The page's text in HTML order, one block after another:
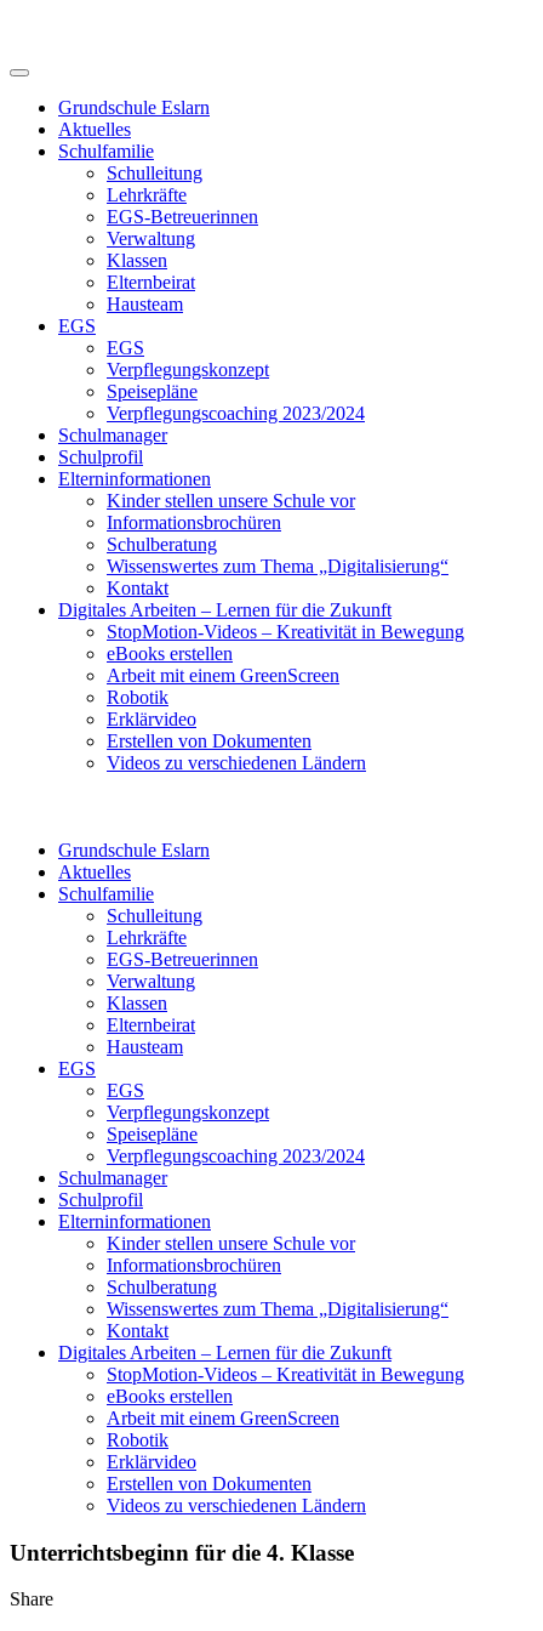
Grundschule Eslarn
Aktuelles
Schulfamilie
Schulleitung
Lehrkräfte
EGS-Betreuerinnen
Verwaltung
Klassen
Elternbeirat
Hausteam
EGS
EGS
Verpflegungskonzept
Speisepläne
Verpflegungscoaching 2023/2024
Schulmanager
Schulprofil
Elterninformationen
Kinder stellen unsere Schule vor
Informationsbrochüren
Schulberatung
Wissenswertes zum Thema „Digitalisierung“
Kontakt
Digitales Arbeiten – Lernen für die Zukunft
StopMotion-Videos – Kreativität in Bewegung
eBooks erstellen
Arbeit mit einem GreenScreen
Robotik
Erklärvideo
Erstellen von Dokumenten
Videos zu verschiedenen Ländern
Grundschule Eslarn
Aktuelles
Schulfamilie
Schulleitung
Lehrkräfte
EGS-Betreuerinnen
Verwaltung
Klassen
Elternbeirat
Hausteam
EGS
EGS
Verpflegungskonzept
Speisepläne
Verpflegungscoaching 2023/2024
Schulmanager
Schulprofil
Elterninformationen
Kinder stellen unsere Schule vor
Informationsbrochüren
Schulberatung
Wissenswertes zum Thema „Digitalisierung“
Kontakt
Digitales Arbeiten – Lernen für die Zukunft
StopMotion-Videos – Kreativität in Bewegung
eBooks erstellen
Arbeit mit einem GreenScreen
Robotik
Erklärvideo
Erstellen von Dokumenten
Videos zu verschiedenen Ländern
Unterrichtsbeginn für die 4. Klasse
Share